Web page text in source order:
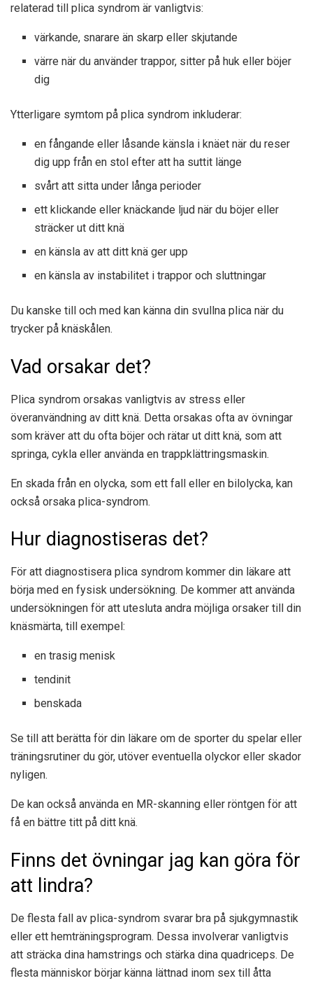
relaterad till plica syndrom är vanligtvis:
värkande, snarare än skarp eller skjutande
värre när du använder trappor, sitter på huk eller böjer
dig
Ytterligare symtom på plica syndrom inkluderar:
en fångande eller låsande känsla i knäet när du reser
dig upp från en stol efter att ha suttit länge
svårt att sitta under långa perioder
ett klickande eller knäckande ljud när du böjer eller
sträcker ut ditt knä
en känsla av att ditt knä ger upp
en känsla av instabilitet i trappor och sluttningar
Du kanske till och med kan känna din svullna plica när du
trycker på knäskålen.
Vad orsakar det?
Plica syndrom orsakas vanligtvis av stress eller
överanvändning av ditt knä. Detta orsakas ofta av övningar
som kräver att du ofta böjer och rätar ut ditt knä, som att
springa, cykla eller använda en trappklättringsmaskin.
En skada från en olycka, som ett fall eller en bilolycka, kan
också orsaka plica-syndrom.
Hur diagnostiseras det?
För att diagnostisera plica syndrom kommer din läkare att
börja med en fysisk undersökning. De kommer att använda
undersökningen för att utesluta andra möjliga orsaker till din
knäsmärta, till exempel:
en trasig menisk
tendinit
benskada
Se till att berätta för din läkare om de sporter du spelar eller
träningsrutiner du gör, utöver eventuella olyckor eller skador
nyligen.
De kan också använda en MR-skanning eller röntgen för att
få en bättre titt på ditt knä.
Finns det övningar jag kan göra för
att lindra?
De flesta fall av plica-syndrom svarar bra på sjukgymnastik
eller ett hemträningsprogram. Dessa involverar vanligtvis
att sträcka dina hamstrings och stärka dina quadriceps. De
flesta människor börjar känna lättnad inom sex till åtta